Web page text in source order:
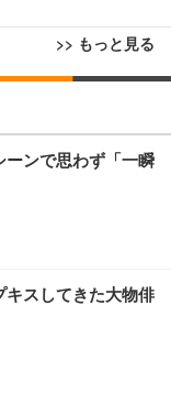
>> もっと見る
テレワーク 疲れな
パクト 約105度ロッ
面昇降 強化ナイロ
宅ワーク H-WY01
スクチェア メッシ
ェア 疲れない テレ
30度ロッキング機
ニター | FlexScan
USB Type-C・ホワ
ニター | FlexScan
USB Type-C・ホワ
ー DualSense 充電
薄型 レギュラー 1
枚
厚型 ワイド 42枚
L 中型犬用 26枚入
ンで思わず「一瞬
スしてきた大物俳